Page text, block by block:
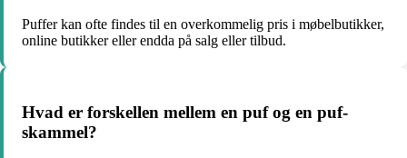
Puffer kan ofte findes til en overkommelig pris i møbelbutikker,
online butikker eller endda på salg eller tilbud.
Hvad er forskellen mellem en puf og en puf-
skammel?